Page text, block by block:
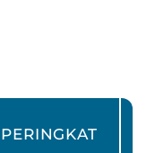
PERINGKAT